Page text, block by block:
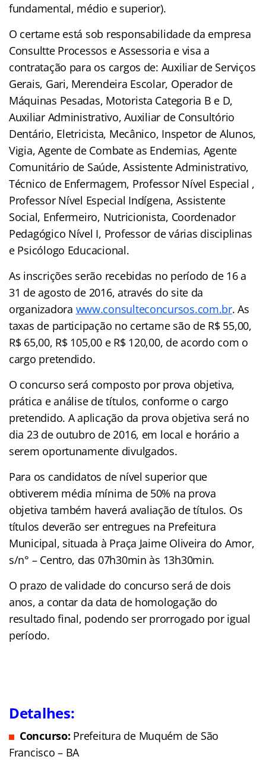
fundamental, médio e superior).
O certame está sob responsabilidade da empresa
Consultte Processos e Assessoria e visa a
contratação para os cargos de: Auxiliar de Serviços
Gerais, Gari, Merendeira Escolar, Operador de
Máquinas Pesadas, Motorista Categoria B e D,
Auxiliar Administrativo, Auxiliar de Consultório
Dentário, Eletricista, Mecânico, Inspetor de Alunos,
Vigia, Agente de Combate as Endemias, Agente
Comunitário de Saúde, Assistente Administrativo,
Técnico de Enfermagem, Professor Nível Especial ,
Professor Nível Especial Indígena, Assistente
Social, Enfermeiro, Nutricionista, Coordenador
Pedagógico Nível I, Professor de várias disciplinas
e Psicólogo Educacional.
As inscrições serão recebidas no período de 16 a
31 de agosto de 2016, através do site da
organizadora www.consulteconcursos.com.br. As
taxas de participação no certame são de R$ 55,00,
R$ 65,00, R$ 105,00 e R$ 120,00, de acordo com o
cargo pretendido.
O concurso será composto por prova objetiva,
prática e análise de títulos, conforme o cargo
pretendido. A aplicação da prova objetiva será no
dia 23 de outubro de 2016, em local e horário a
serem oportunamente divulgados.
Para os candidatos de nível superior que
obtiverem média mínima de 50% na prova
objetiva também haverá avaliação de títulos. Os
títulos deverão ser entregues na Prefeitura
Municipal, situada à Praça Jaime Oliveira do Amor,
s/n° – Centro, das 07h30min às 13h30min.
O prazo de validade do concurso será de dois
anos, a contar da data de homologação do
resultado final, podendo ser prorrogado por igual
período.
Detalhes:
Concurso: Prefeitura de Muquém de São
Francisco – BA